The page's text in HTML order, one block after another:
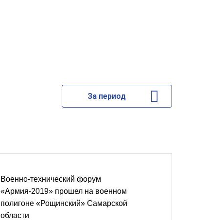
За период
Военно-технический форум
«Армия-2019» прошел на военном
полигоне «Рощинский» Самарской
области